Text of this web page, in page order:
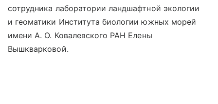
сотрудника лаборатории ландшафтной экологии
и геоматики Института биологии южных морей
имени А. О. Ковалевского РАН Елены
Вышкварковой.